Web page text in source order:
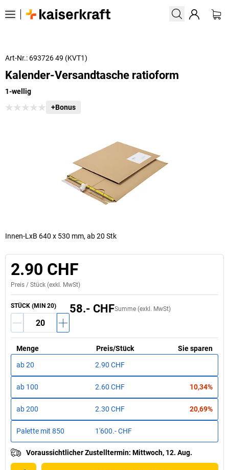
Art-Nr.: 693726 49 (KVT1)
Kalender-Versandtasche ratioform
1-wellig
+Bonus
Innen-LxB 640 x 530 mm, ab 20 Stk
2.90 CHF
Preis / Stück (exkl. MwSt)
STÜCK (MIN 20) Summe (exkl. MwSt)
58.- CHF
Menge Preis/Stück
Sie sparen
ab20 2.90 CHF
ab 100 2.60 CHF 10,34%
ab200 2.30 CHF 20,69%
Palette mit 850 1'600.- CHF
Voraussichtlicher Zustelltermin: Mittwoch, 12. Aug.